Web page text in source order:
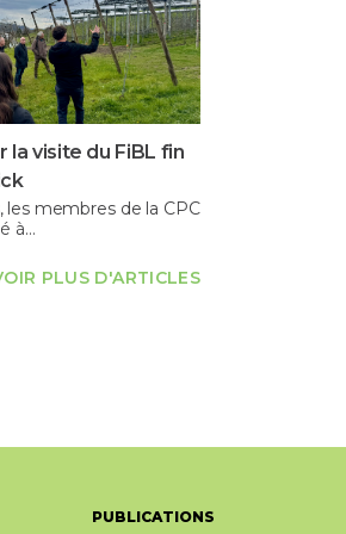
la visite du FiBL fin
les membres de la CPC
à…
PLUS D'ARTICLES
PUBLICATIONS